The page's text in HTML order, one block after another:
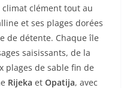
climat clément tout au
et ses plages dorées
de détente. Chaque île
saisissants, de la
plages de sable fin de
Rijeka et Opatija, avec